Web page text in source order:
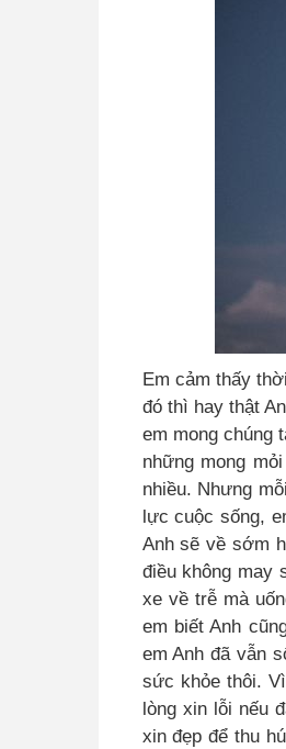
Em cảm thấy
đó thì hay thật
em mong chúng
những mong
nhiều. Nhưng
lực cuộc sống,
Anh sẽ về sớm
điều không may
xe về trễ mà
em biết Anh
em Anh đã vẫn
sức khỏe thôi.
lòng xin lỗi nếu
xin đẹp để thu